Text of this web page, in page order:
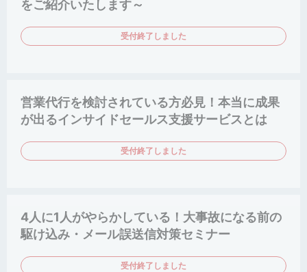
をご紹介いたします～
受付終了しました
営業代行を検討されている方必見！本当に成果
が出るインサイドセールス支援サービスとは
受付終了しました
4人に1人がやらかしている！大事故になる前の
駆け込み・メール誤送信対策セミナー
受付終了しました